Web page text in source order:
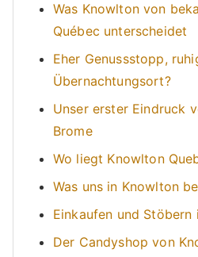
Was Knowlton von
Québec unterscheidet
Eher Genussstopp,
Übernachtungsort?
Unser erster Eindruck
Brome
Wo liegt Knowlton
Was uns in Knowlton
Einkaufen und Stöbern
Der Candyshop von